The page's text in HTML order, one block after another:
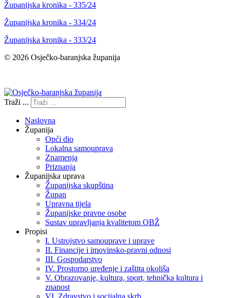
Županijska kronika - 335/24
Županijska kronika - 334/24
Županijska kronika - 333/24
© 2026 Osječko-baranjska županija
Traži ...
Naslovna
Županija
Opći dio
Lokalna samouprava
Znamenja
Priznanja
Županijska uprava
Županijska skupština
Župan
Upravna tijela
Županijske pravne osobe
Sustav upravljanja kvalitetom OBŽ
Propisi
I. Ustrojstvo samouprave i uprave
II. Financije i imovinsko-pravni odnosi
III. Gospodarstvo
IV. Prostorno uređenje i zaštita okoliša
V. Obrazovanje, kultura, sport, tehnička kultura i
znanost